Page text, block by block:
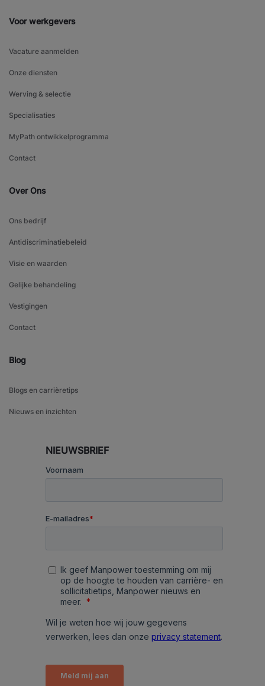
Voor werkgevers
Vacature aanmelden
Onze diensten
Werving & selectie
Specialisaties
MyPath ontwikkelprogramma
Contact
Over Ons
Ons bedrijf
Antidiscriminatiebeleid
Visie en waarden
Gelijke behandeling
Vestigingen
Contact
Blog
Blogs en carrièretips
Nieuws en inzichten
NIEUWSBRIEF